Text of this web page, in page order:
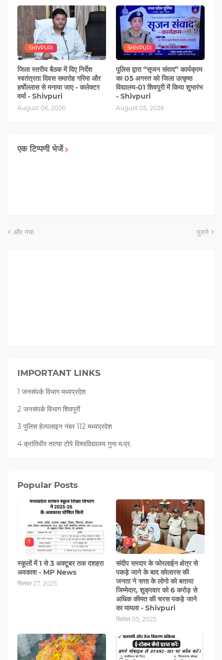
SHIVPURI
जिला स्तरीय बैठक में दिए निर्देश
स्वतंत्रता दिवस समारोह गरिमा और
हर्षाेल्लास से मनाया जाए - कलेक्टर
वर्मा - Shivpuri
August 06, 2026
SHIVPURI
पुलिस द्वारा “सृजन संवाद” कार्यक्रम
का 05 अगस्‍त को जिला उत्कृष्ठ
विद्यालय-01 शिवपुरी में किया शुभारंभ
- Shivpuri
August 05, 2026
एक टिप्पणी भेजें
और नया पुराने
IMPORTANT LINKS
1 जनसंपर्क विभाग मध्यप्रदेश
2 जनसंपर्क विभाग शिवपुरी
3 पुलिस हेल्पलाइन नंबर 112 मध्‍यप्रदेश
4 क्रांतिवीर तात्या टोपे विश्वविद्यालय गुना म.प्र.
Popular Posts
1
स्कूलों में 1 से 3 अक्टूबर तक दशहरा
अवकाश - MP News
सितंबर 27, 2025
2
संदीप सरदार के फोरलाईन क्षेत्र से
पकड़े जाने के बाद कोलारस की
जनता ने सत्ता के लोगो को बताया
जिम्मेदार, शुक्रवार को 6 करोड़ से
अधिक कीमत की चरस पकड़े जाने
का मामला - Shivpuri
सितंबर 05, 2025